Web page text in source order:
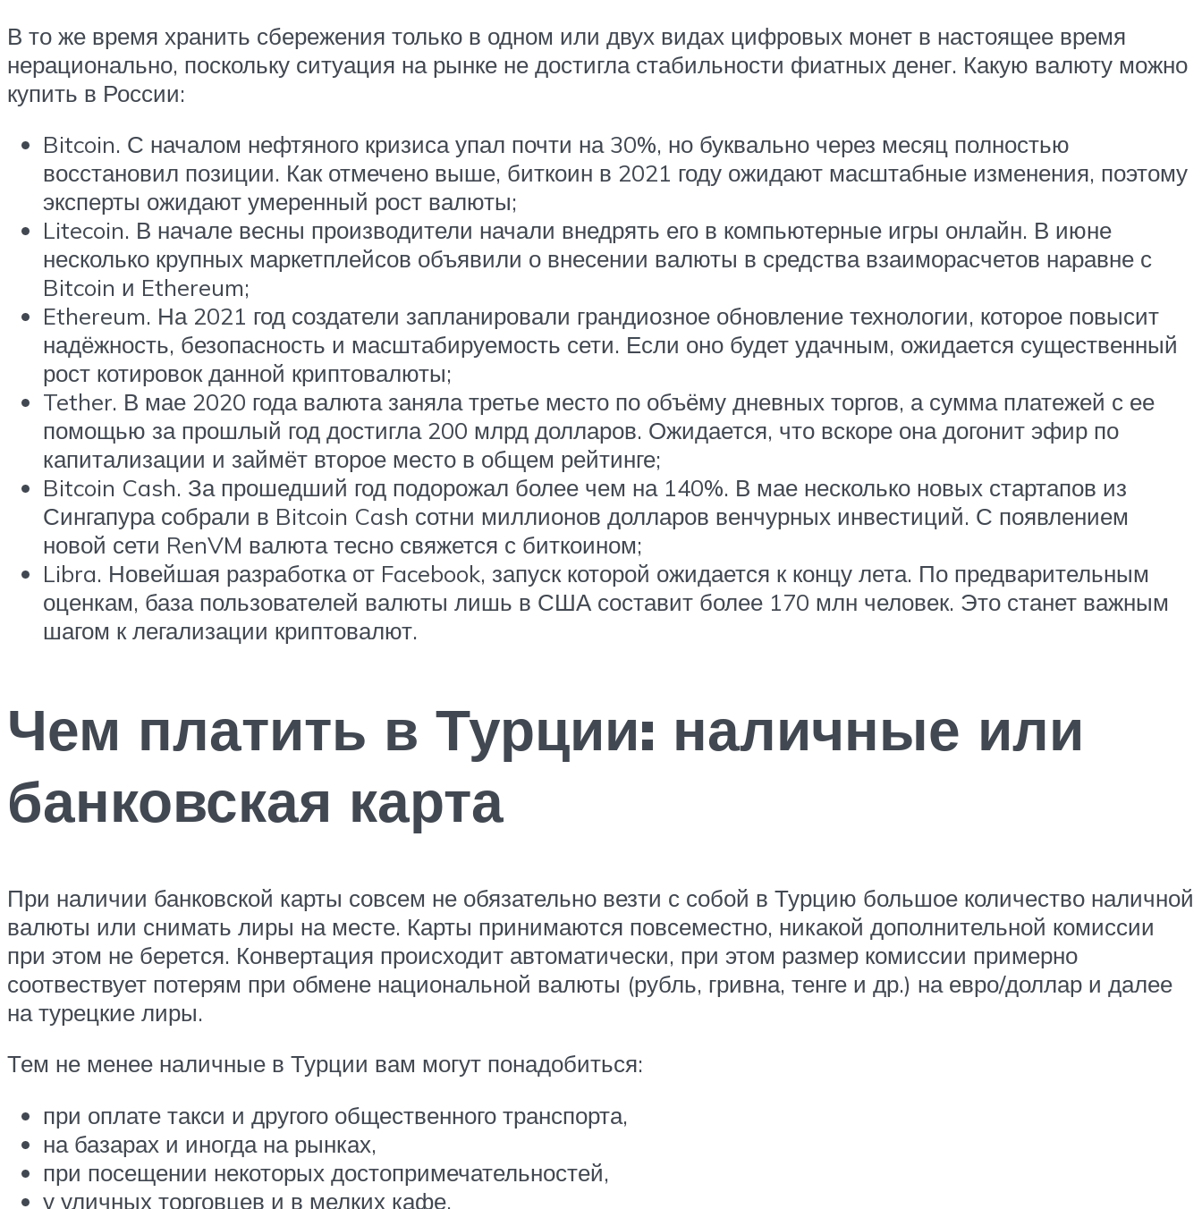
В то же время хранить сбережения только в одном или двух видах цифровых монет в настоящее время
нерационально, поскольку ситуация на рынке не достигла стабильности фиатных денег. Какую валюту можно
купить в России:
Bitcoin. С началом нефтяного кризиса упал почти на 30%, но буквально через месяц полностью
восстановил позиции. Как отмечено выше, биткоин в 2021 году ожидают масштабные изменения, поэтому
эксперты ожидают умеренный рост валюты;
Litecoin. В начале весны производители начали внедрять его в компьютерные игры онлайн. В июне
несколько крупных маркетплейсов объявили о внесении валюты в средства взаиморасчетов наравне с
Bitcoin и Ethereum;
Ethereum. На 2021 год создатели запланировали грандиозное обновление технологии, которое повысит
надёжность, безопасность и масштабируемость сети. Если оно будет удачным, ожидается существенный
рост котировок данной криптовалюты;
Tether. В мае 2020 года валюта заняла третье место по объёму дневных торгов, а сумма платежей с ее
помощью за прошлый год достигла 200 млрд долларов. Ожидается, что вскоре она догонит эфир по
капитализации и займёт второе место в общем рейтинге;
Bitcoin Cash. За прошедший год подорожал более чем на 140%. В мае несколько новых стартапов из
Сингапура собрали в Bitcoin Cash сотни миллионов долларов венчурных инвестиций. С появлением
новой сети RenVM валюта тесно свяжется с биткоином;
Libra. Новейшая разработка от Facebook, запуск которой ожидается к концу лета. По предварительным
оценкам, база пользователей валюты лишь в США составит более 170 млн человек. Это станет важным
шагом к легализации криптовалют.
Чем платить в Турции: наличные или
банковская карта
При наличии банковской карты совсем не обязательно везти с собой в Турцию большое количество наличной
валюты или снимать лиры на месте. Карты принимаются повсеместно, никакой дополнительной комиссии
при этом не берется. Конвертация происходит автоматически, при этом размер комиссии примерно
соотвествует потерям при обмене национальной валюты (рубль, гривна, тенге и др.) на евро/доллар и далее
на турецкие лиры.
Тем не менее наличные в Турции вам могут понадобиться:
при оплате такси и другого общественного транспорта,
на базарах и иногда на рынках,
при посещении некоторых достопримечательностей,
у уличных торговцев и в мелких кафе,